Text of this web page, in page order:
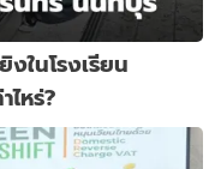
ในโรงเรียน
หร่?